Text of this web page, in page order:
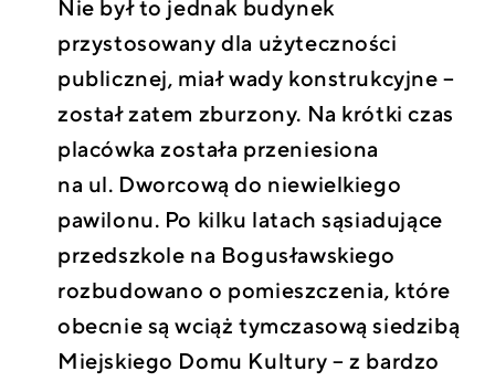
Nie był to jednak budynek
przystosowany dla użyteczności
publicznej, miał wady konstrukcyjne –
został zatem zburzony. Na krótki czas
placówka została przeniesiona
na ul. Dworcową do niewielkiego
pawilonu. Po kilku latach sąsiadujące
przedszkole na Bogusławskiego
rozbudowano o pomieszczenia, które
obecnie są wciąż tymczasową siedzibą
Miejskiego Domu Kultury – z bardzo